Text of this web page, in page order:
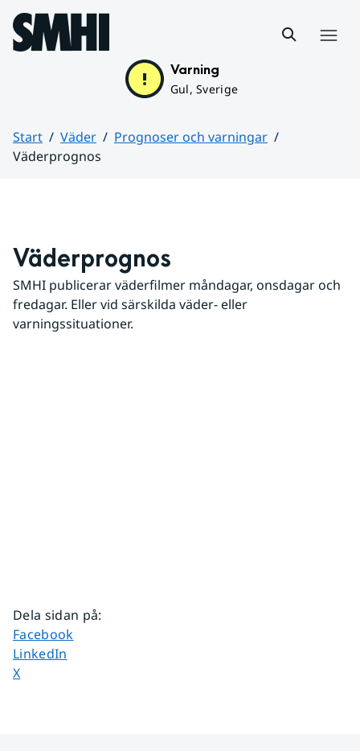
Hoppa till sidans innehåll
Varning
Gul, Sverige
Start Väder
Prognoser och varningar
Väderprognos
Väderprognos
SMHI publicerar väderfilmer måndagar, onsdagar och
fredagar. Eller vid särskilda väder- eller
varningssituationer.
Dela sidan på:
Dela sidan på
Facebook
Dela sidan på
LinkedIn
Dela sidan på
X